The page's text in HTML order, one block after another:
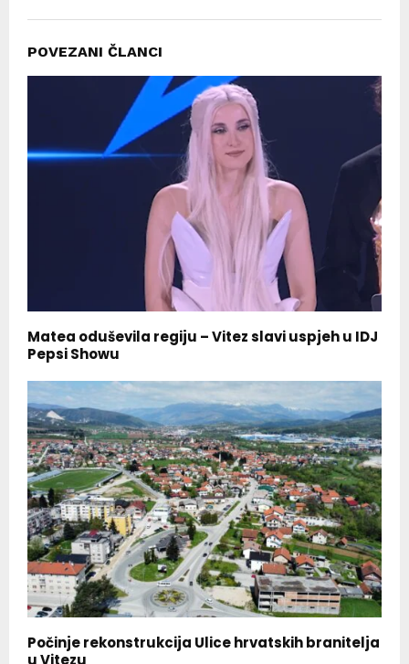
POVEZANI ČLANCI
Matea oduševila regiju – Vitez slavi uspjeh u IDJ
Pepsi Showu
Počinje rekonstrukcija Ulice hrvatskih branitelja
u Vitezu